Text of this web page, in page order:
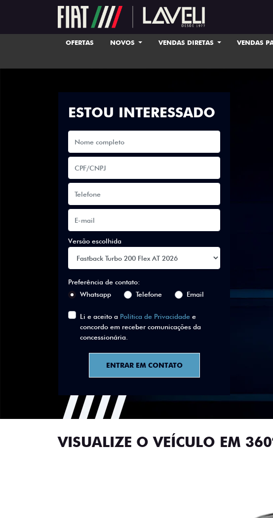
OFERTAS NOVOS VENDAS DIRETAS VENDAS
ESTOU INTERESSADO
Versão escolhida
Preferência de contato:
Whatsapp
Telefone Email
Li e aceito a Política de Privacidade e
concordo em receber comunicações da
concessionária.
ENTRAR EM CONTATO
VISUALIZE O VEÍCULO EM